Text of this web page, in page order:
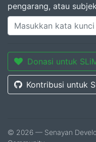
pengarang, atau
Donasi untuk
Kontribusi untuk
© 2026 — Senayan